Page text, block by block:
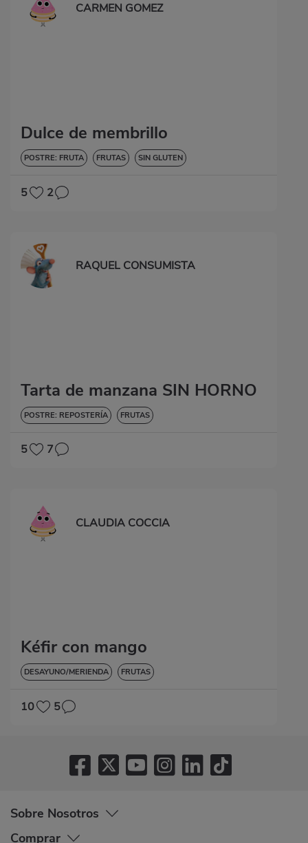
CARMEN GOMEZ
Dulce de membrillo
POSTRE: FRUTA FRUTAS SIN GLUTEN
5 2
RAQUEL CONSUMISTA
Tarta de manzana SIN HORNO
POSTRE: REPOSTERÍA FRUTAS
5 7
CLAUDIA COCCIA
Kéfir con mango
DESAYUNO/MERIENDA FRUTAS
10 5
Sobre Nosotros
Comprar